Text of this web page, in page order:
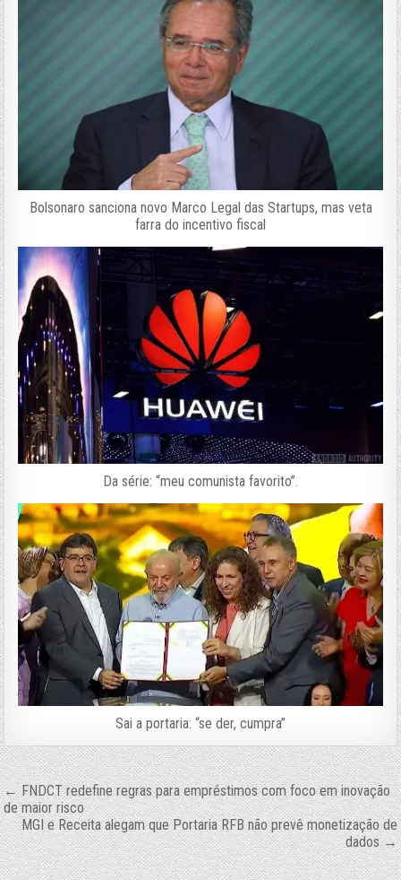
Bolsonaro sanciona novo Marco Legal das Startups, mas veta
farra do incentivo fiscal
Da série: “meu comunista favorito”.
Sai a portaria: “se der, cumpra”
Navegação
de
Post
← FNDCT redefine regras para empréstimos com foco em inovação
de maior risco
MGI e Receita alegam que Portaria RFB não prevê monetização de
dados →